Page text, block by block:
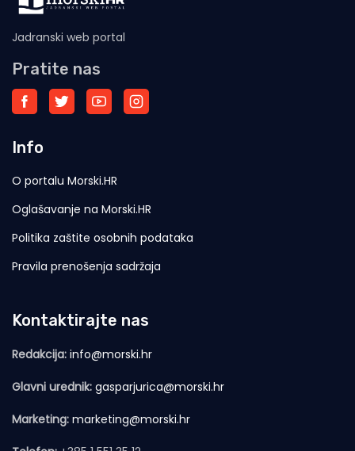
Jadranski web portal
Pratite nas
Info
O portalu Morski.HR
Oglašavanje na Morski.HR
Politika zaštite osobnih podataka
Pravila prenošenja sadržaja
Kontaktirajte nas
Redakcija: info@morski.hr
Glavni urednik: gasparjurica@morski.hr
Marketing: marketing@morski.hr